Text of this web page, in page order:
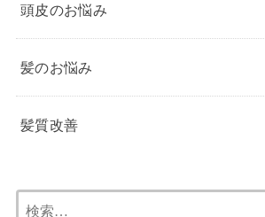
頭皮のお悩み
髪のお悩み
髪質改善